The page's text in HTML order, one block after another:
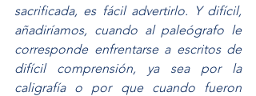
sacrificada, es fácil advertirlo. Y difícil,
añadiríamos, cuando al paleógrafo le
corresponde enfrentarse a escritos de
difícil comprensión, ya sea por la
caligrafía o por que cuando fueron